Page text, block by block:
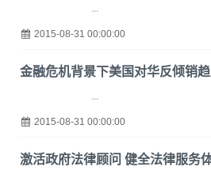
...
2015-08-31 00:00:00
金融危机背景下美国对华反倾销
...
2015-08-31 00:00:00
激活政府法律顾问 健全法律服务